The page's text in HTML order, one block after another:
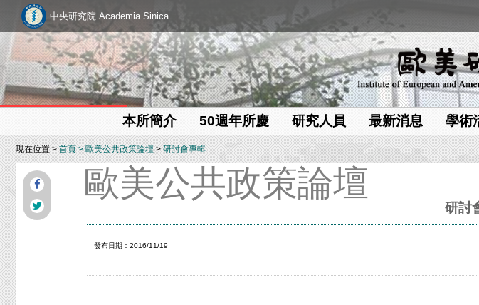
中央研究院 Academia Sinica
本所簡介 50週年所慶 研究人員 最新消息 學術
現在位置 >首頁 >歐美公共政策論壇>研討會專輯
歐美公共政策論壇
研討
發布日期：2016/11/19